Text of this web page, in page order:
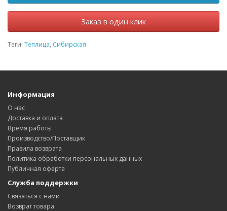
Заказ в один клик
Теги: Теплица, Сибирская
Информация
О нас
Доставка и оплата
Время работы
Производство/Поставщик
Правила возврата
Политика обработки персональных данных
Публичная оферта
Служба поддержки
Связаться с нами
Возврат товара